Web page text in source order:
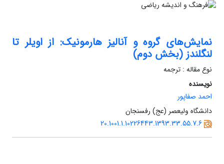
نمایش‌های گروه و آنالیز هارمونیک: از اویلر تا
لنگلندز (بخش دوم)
نوع مقاله : ترجمه
نویسنده
احمد صفاپور
دانشگاه ولیعصر (عج) رفسنجان
20.1001.1.10226443.1393.33.55.7.6